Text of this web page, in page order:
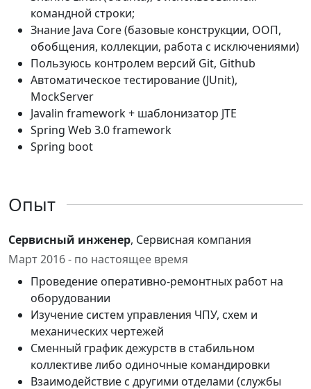
командной строки;
Знание Java Core (базовые конструкции, ООП,
обобщения, коллекции, работа с исключениями)
Пользуюсь контролем версий Git, Github
Автоматическое тестирование (JUnit),
MockServer
Javalin framework + шаблонизатор JTE
Spring Web 3.0 framework
Spring boot
Опыт
Сервисный инженер, Сервисная компания
Март 2016 - по настоящее время
Проведение оперативно-ремонтных работ на
оборудовании
Изучение систем управления ЧПУ, схем и
механических чертежей
Сменный график дежурств в стабильном
коллективе либо одиночные командировки
Взаимодействие с другими отделами (службы